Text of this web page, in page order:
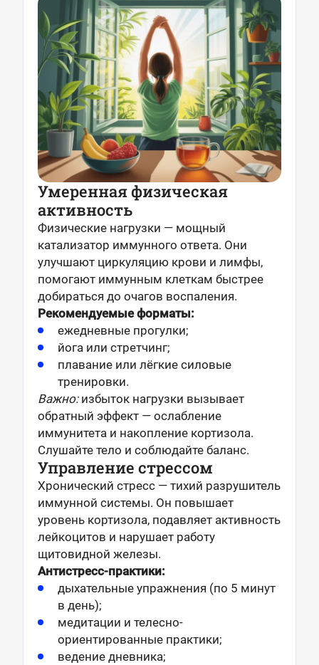
Умеренная физическая
активность
Физические нагрузки — мощный
катализатор иммунного ответа. Они
улучшают циркуляцию крови и лимфы,
помогают иммунным клеткам быстрее
добираться до очагов воспаления.
Рекомендуемые форматы:
ежедневные прогулки;
йога или стретчинг;
плавание или лёгкие силовые
тренировки.
Важно:избыток нагрузки вызывает
обратный эффект — ослабление
иммунитета и накопление кортизола.
Слушайте тело и соблюдайте баланс.
Управление стрессом
Хронический стресс — тихий разрушитель
иммунной системы. Он повышает
уровень кортизола, подавляет активность
лейкоцитов и нарушает работу
щитовидной железы.
Антистресс-практики:
дыхательные упражнения (по 5 минут
в день);
медитации и телесно-
ориентированные практики;
ведение дневника;